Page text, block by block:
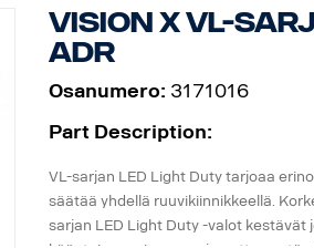
Tehty asennettavaksi Scanian P-, G-,
ulkoneva puskuri on suositeltava
ulkoneviin puskureihin.
Asennuslaitteisto, 8 x valokiinnikkeet
Vision X VL-
ADR
Osanumero: 3171016
Part Description:
VL-sarjan LED Light Duty tarjoaa
säätää yhdellä ruuvikiinnikkeellä.
sarjan LED Light Duty -valot kestävät